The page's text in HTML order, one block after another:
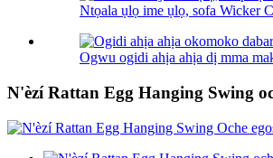
Ntọala ụlọ ime ụlọ, sofa Wicker
Ogwu ogidi ahịa ahịa dị mma
N'èzí Rattan Egg Hanging Swing